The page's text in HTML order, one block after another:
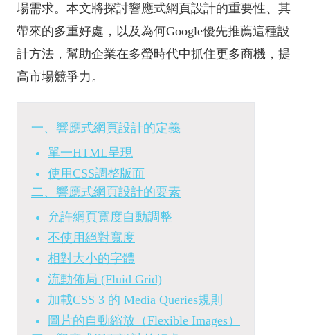
場需求。本文將探討響應式網頁設計的重要性、其
帶來的多重好處，以及為何Google優先推薦這種設
計方法，幫助企業在多螢時代中抓住更多商機，提
高市場競爭力。
一、響應式網頁設計的定義
單一HTML呈現
使用CSS調整版面
二、響應式網頁設計的要素
允許網頁寬度自動調整
不使用絕對寬度
相對大小的字體
流動佈局 (Fluid Grid)
加載CSS 3 的 Media Queries規則
圖片的自動縮放（Flexible Images）